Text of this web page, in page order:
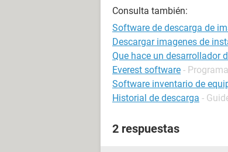
Consulta también:
Software de descarga de
Descargar imagenes de
Que hace un desarrollador
Everest software -
Software inventario de
Historial de descarga -
2 respuestas